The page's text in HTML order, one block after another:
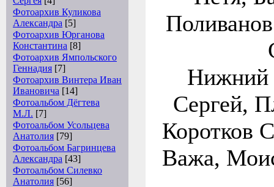
Фотоархив Куликова
Александра [5]
Фотоархив Юрганова
Константина [8]
Фотоархив Ямпольского
Геннадия [7]
Фотоархив Винтера Иван
Ивановича [14]
Фотоальбом Дёгтева
М.Л. [7]
Фотоальбом Усольцева
Анатолия [79]
Фотоальбом Багринцева
Александра [43]
Фотоальбом Силевко
Анатолия [56]
Нижний
Сергей,
Коротков
Важа,